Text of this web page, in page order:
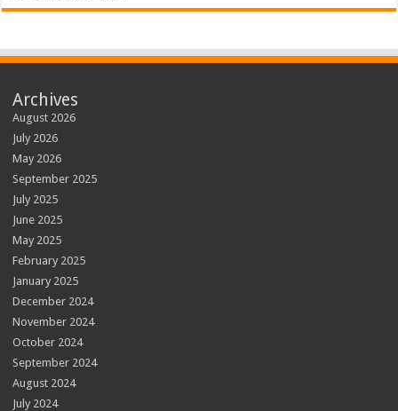
Archives
August 2026
July 2026
May 2026
September 2025
July 2025
June 2025
May 2025
February 2025
January 2025
December 2024
November 2024
October 2024
September 2024
August 2024
July 2024